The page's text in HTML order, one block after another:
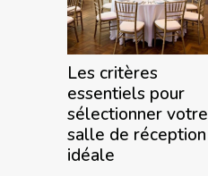
Les critères
essentiels pour
sélectionner votre
salle de réception
idéale